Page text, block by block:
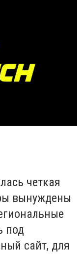
четкая
вынуждены
под
сайт, для